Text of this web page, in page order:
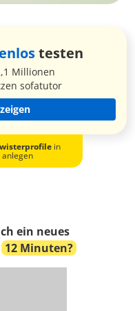
testen
Millionen
sofatutor
in
ein neues
12 Minuten?